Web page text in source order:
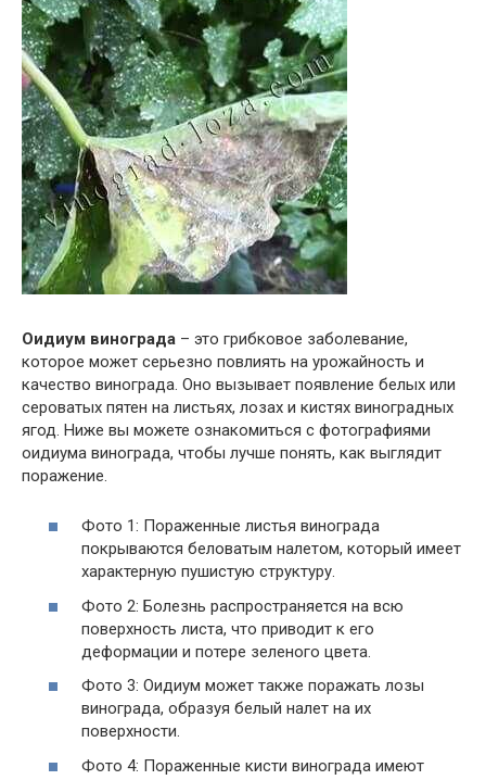
Оидиум винограда – это грибковое заболевание,
которое может серьезно повлиять на урожайность и
качество винограда. Оно вызывает появление белых или
сероватых пятен на листьях, лозах и кистях виноградных
ягод. Ниже вы можете ознакомиться с фотографиями
оидиума винограда, чтобы лучше понять, как выглядит
поражение.
Фото 1: Пораженные листья винограда
покрываются беловатым налетом, который имеет
характерную пушистую структуру.
Фото 2: Болезнь распространяется на всю
поверхность листа, что приводит к его
деформации и потере зеленого цвета.
Фото 3: Оидиум может также поражать лозы
винограда, образуя белый налет на их
поверхности.
Фото 4: Пораженные кисти винограда имеют